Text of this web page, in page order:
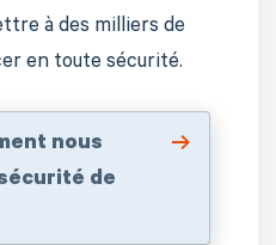
à des milliers de
en toute sécurité.
nous
de